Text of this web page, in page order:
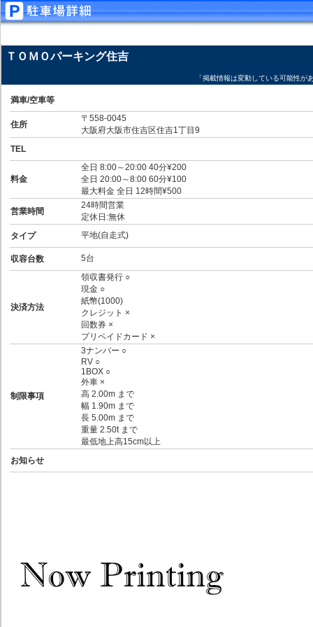
ＴＯＭＯパーキング住吉
「掲載情報は変動している可能性が
満車/空車等
住所
〒558-0045
大阪府大阪市住吉区住吉1丁目9
TEL
料金
全日 8:00～20:00 40分¥200
全日 20:00～8:00 60分¥100
最大料金 全日 12時間¥500
営業時間
24時間営業
定休日:無休
タイプ
平地(自走式)
収容台数 5台
決済方法
領収書発行 ○
現金 ○
紙幣(1000)
クレジット ×
回数券 ×
プリペイドカード ×
制限事項
3ナンバー ○
RV ○
1BOX ○
外車 ×
高 2.00m まで
幅 1.90m まで
長 5.00m まで
重量 2.50t まで
最低地上高15cm以上
お知らせ